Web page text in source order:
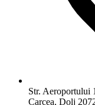
Str. Aeroportului
Carcea, Dolj